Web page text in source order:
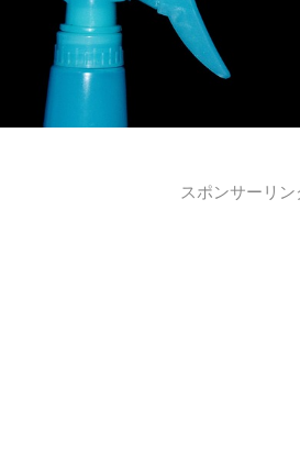
スポンサーリン